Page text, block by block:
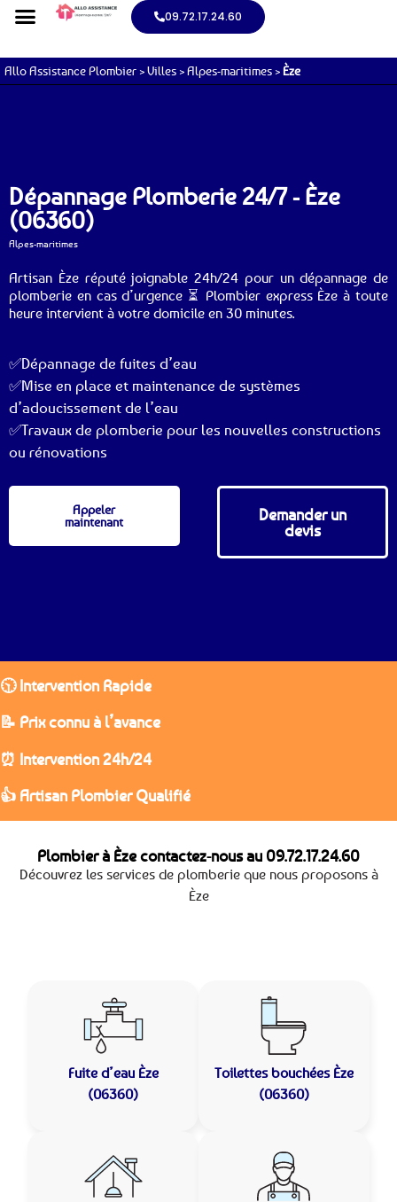
09.72.17.24.60
Allo Assistance Plombier >Villes >Alpes-maritimes >Èze
Dépannage Plomberie 24/7 - Èze
(06360)
Alpes-maritimes
Artisan Èze réputé joignable 24h/24 pour un dépannage de
plomberie en cas d’urgence ⏳ Plombier express Èze à toute
heure intervient à votre domicile en 30 minutes.
✅Dépannage de fuites d’eau
✅Mise en place et maintenance de systèmes
d’adoucissement de l’eau
✅Travaux de plomberie pour les nouvelles constructions
ou rénovations
Appeler
maintenant
Demander un
devis
🕥 Intervention Rapide
📝 Prix connu à l’avance
⏰ Intervention 24h/24
👍 Artisan Plombier Qualifié
Plombier à Èze contactez-nous au 09.72.17.24.60
Découvrez les services de plomberie que nous proposons à
Èze
Fuite d’eau Èze
(06360)
Toilettes bouchées Èze
(06360)